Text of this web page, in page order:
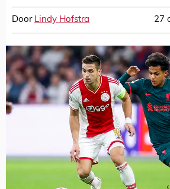
Door Lindy Hofstra 27